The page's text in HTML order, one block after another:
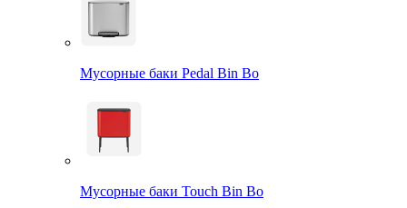
Мусорные баки Pedal Bin Bo
Мусорные баки Touch Bin Bo